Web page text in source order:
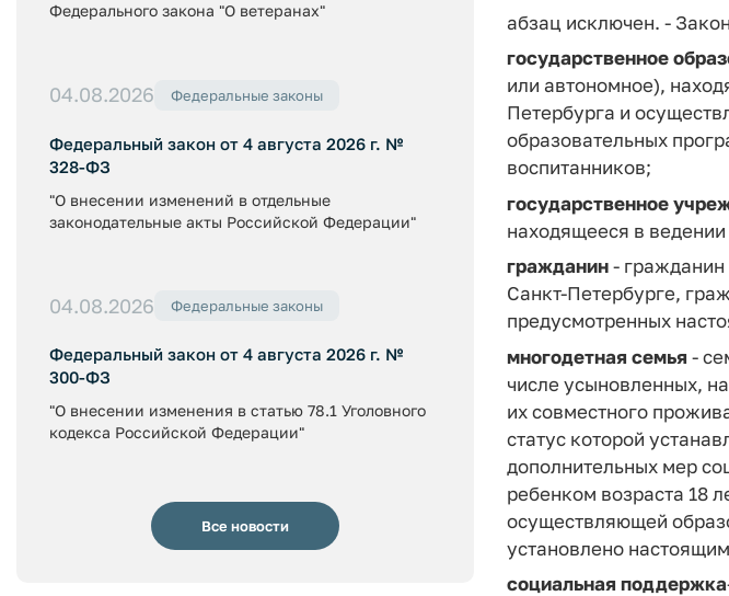
Федерального закона "О ветеранах"
04.08.2026 Федеральные законы
Федеральный закон от 4 августа 2026 г. №
328-ФЗ
"О внесении изменений в отдельные
законодательные акты Российской Федерации"
04.08.2026 Федеральные законы
Федеральный закон от 4 августа 2026 г. №
300-ФЗ
"О внесении изменения в статью 78.1 Уголовного
кодекса Российской Федерации"
Все новости
абзац исключен. -
государственное
или автономное),
Петербурга и
образовательных
воспитанников;
государственное
находящееся в ведении
гражданин-
Санкт-Петербурге,
предусмотренных
многодетная семья -
числе усыновленных,
их совместного
статус которой
дополнительных мер
ребенком возраста 18
осуществляющей
установлено
социальная поддержка